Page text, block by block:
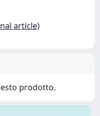
article)
prodotto.